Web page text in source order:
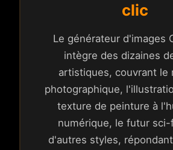
clic
Le générateur d'images
intègre des dizaines
artistiques, couvrant le
photographique,
texture de peinture à
numérique, le futur
d'autres styles,